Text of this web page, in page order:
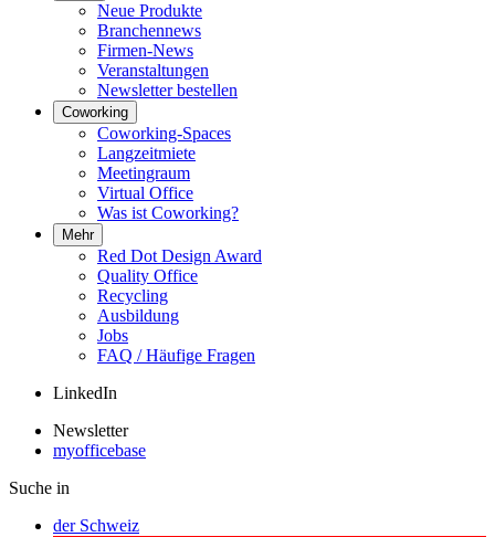
Neue Produkte
Branchennews
Firmen-News
Veranstaltungen
Newsletter bestellen
Coworking
Coworking-Spaces
Langzeitmiete
Meetingraum
Virtual Office
Was ist Coworking?
Mehr
Red Dot Design Award
Quality Office
Recycling
Ausbildung
Jobs
FAQ / Häufige Fragen
LinkedIn
Newsletter
myofficebase
Suche in
der Schweiz